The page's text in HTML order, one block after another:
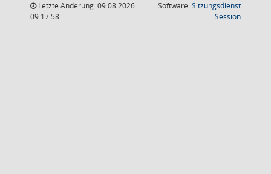
Letzte Änderung: 09.08.2026
09:17:58
Software:Sitzungsdienst
Session(Wird in